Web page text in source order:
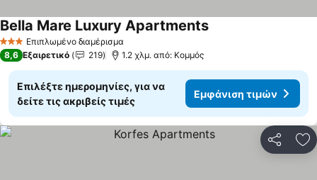
3 ΑστέριαΕπιπλωμένο διαμέρισμα
Bella Mare Luxury Apartments
8,6 Εξαιρετικό 219 1.2 χλμ. από: Κομμός
Επιλέξτε ημερομηνίες, για να
δείτε τις ακριβείς τιμές
Εμφάνιση τιμών